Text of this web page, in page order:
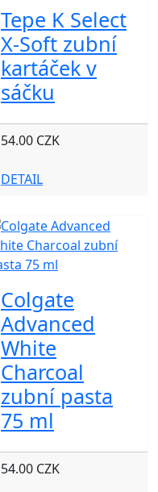
Tepe K Select
X-Soft zubní
kartáček v
sáčku
54.00 CZK
DETAIL
Colgate
Advanced
White
Charcoal
zubní pasta
75 ml
54.00 CZK